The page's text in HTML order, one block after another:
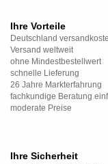
Ihre Vorteile
Deutschland
Versand weltweit
ohne Mindestbestellwert
schnelle Lieferung
26 Jahre Markterfahrung
fachkundige Beratung
moderate Preise
Ihre Sicherheit